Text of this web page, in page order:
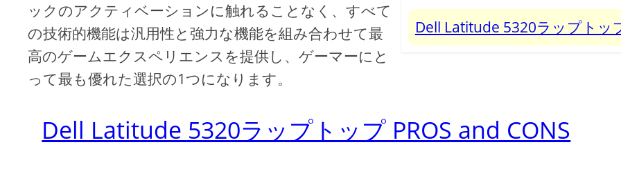
Dell Latitude 5320ラップトッ
ックのアクティベーションに触れることなく、すべて
の技術的機能は汎用性と強力な機能を組み合わせて最
高のゲームエクスペリエンスを提供し、ゲーマーにと
って最も優れた選択の1つになります。
Dell Latitude 5320ラップトップ PROS and CONS